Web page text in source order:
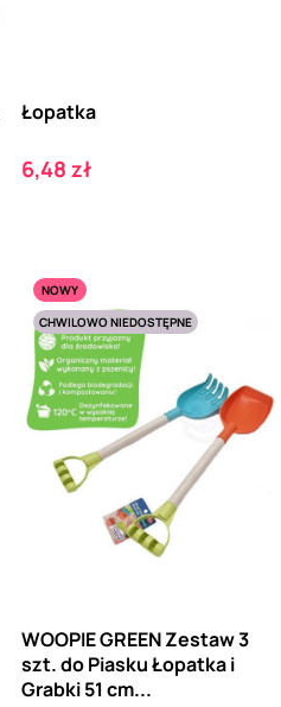
Łopatka
Cena
6,48 zł
NOWY
CHWILOWO NIEDOSTĘPNE
WOOPIE GREEN Zestaw 3
szt. do Piasku Łopatka i
Grabki 51 cm...